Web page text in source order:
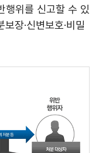
행위를 신고할 수 있
장·신변보호·비밀